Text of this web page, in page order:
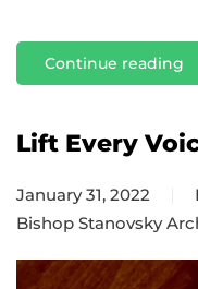
Continue reading
Lift Every
January 31, 2022
Bishop Stanovsky